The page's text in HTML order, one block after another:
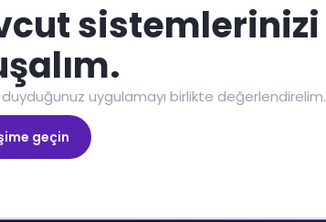
sistemlerinizi
duyduğunuz uygulamayı birlikte değerlendirelim.
geçin